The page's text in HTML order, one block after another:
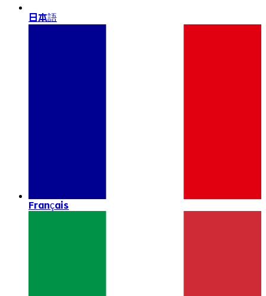
日本語
Français